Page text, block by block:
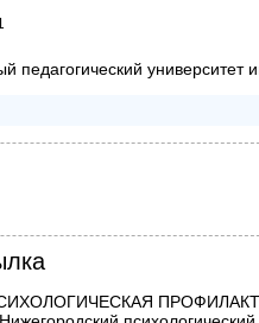
педагогический